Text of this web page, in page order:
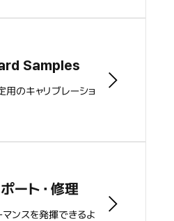
Samples
のキャリブレーショ
ート・修理
ンスを発揮できるよ